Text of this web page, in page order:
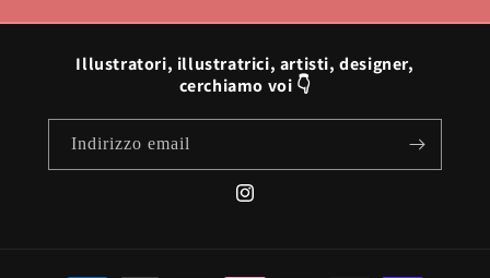
Illustratori, illustratrici, artisti, designer,
cerchiamo voi 👇
Indirizzo email
Instagram